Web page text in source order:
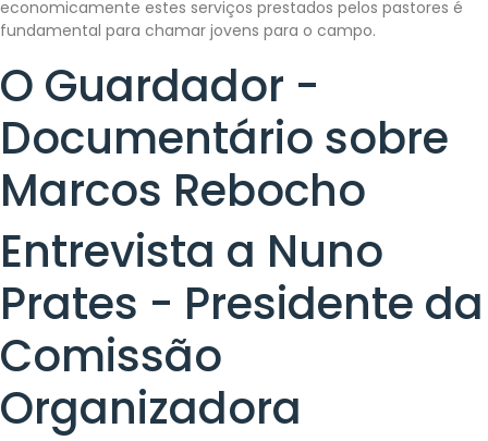
economicamente estes serviços prestados pelos pastores é
fundamental para chamar jovens para o campo.
O Guardador -
Documentário sobre
Marcos Rebocho
Entrevista a Nuno
Prates - Presidente da
Comissão
Organizadora